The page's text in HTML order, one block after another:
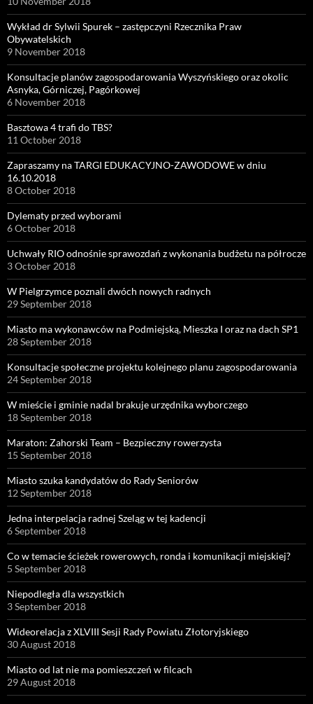
Wykład dr Sylwii Spurek – zastępczyni Rzecznika Praw
Obywatelskich
9 November 2018
Konsultacje planów zagospodarowania Wyszyńskiego oraz okolic
Asnyka, Górniczej, Pagórkowej
6 November 2018
Basztowa 4 trafi do TBS?
11 October 2018
Zapraszamy na TARGI EDUKACYJNO-ZAWODOWE w dniu
16.10.2018
8 October 2018
Dylematy przed wyborami
6 October 2018
Uchwały RIO odnośnie sprawozdań z wykonania budżetu na półrocze
3 October 2018
W Pielgrzymce poznali dwóch nowych radnych
29 September 2018
Miasto ma wykonawców na Podmiejską, Mieszka I oraz na dach SP1
28 September 2018
Konsultacje społeczne projektu kolejnego planu zagospodarowania
24 September 2018
W mieście i gminie nadal brakuje urzędnika wyborczego
18 September 2018
Maraton: Zahorski Team – Bezpieczny rowerzysta
15 September 2018
Miasto szuka kandydatów do Rady Seniorów
12 September 2018
Jedna interpelacja radnej Szeląg w tej kadencji
6 September 2018
Co w temacie ścieżek rowerowych, ronda i komunikacji miejskiej?
5 September 2018
Niepodległa dla wszystkich
3 September 2018
Wideorelacja z XLVIII Sesji Rady Powiatu Złotoryjskiego
30 August 2018
Miasto od lat nie ma pomieszczeń w filcach
29 August 2018